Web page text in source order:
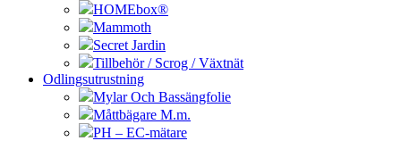
HOMEbox®
Mammoth
Secret Jardin
Tillbehör / Scrog / Växtnät
Odlingsutrustning
Mylar Och Bassängfolie
Måttbägare M.m.
PH – EC-mätare